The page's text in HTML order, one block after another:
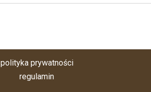
polityka prywatności
regulamin